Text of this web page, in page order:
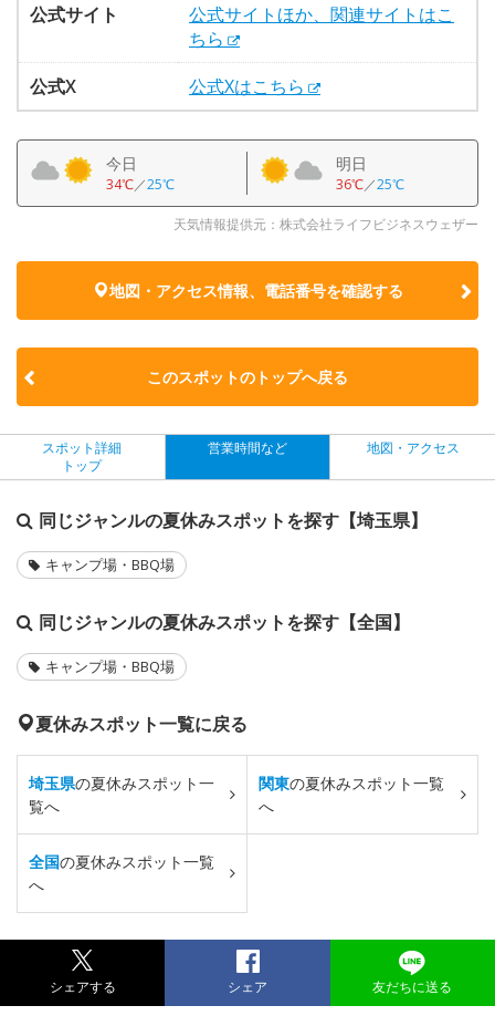
公式サイト
公式サイトほか、関連サイトはこ
ちら
公式X
公式Xはこちら
今日
34℃／25℃
明日
36℃／25℃
天気情報提供元：株式会社ライフビジネスウェザー
地図・アクセス情報、電話番号を確認する
このスポットのトップへ戻る
スポット詳細
トップ
営業時間など 地図・アクセス
同じジャンルの夏休みスポットを探す【埼玉県】
キャンプ場・BBQ場
同じジャンルの夏休みスポットを探す【全国】
キャンプ場・BBQ場
夏休みスポット一覧に戻る
埼玉県の夏休みスポット一
覧へ
関東の夏休みスポット一覧
へ
全国の夏休みスポット一覧
へ
シェアする シェア 友だちに送る